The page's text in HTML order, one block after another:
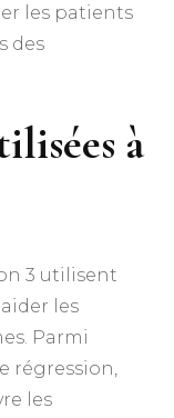
les patients
des
à
3 utilisent
les
Parmi
régression,
les